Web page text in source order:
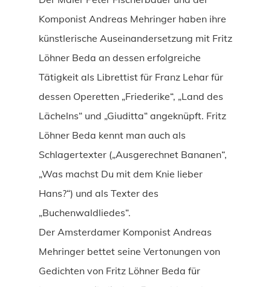
Komponist Andreas Mehringer haben ihre
künstlerische Auseinandersetzung mit Fritz
Löhner Beda an dessen erfolgreiche
Tätigkeit als Librettist für Franz Lehar für
dessen Operetten „Friederike“, „Land des
Lächelns“ und „Giuditta“ angeknüpft. Fritz
Löhner Beda kennt man auch als
Schlagertexter („Ausgerechnet Bananen“,
„Was machst Du mit dem Knie lieber
Hans?“) und als Texter des
„Buchenwaldliedes“.
Der Amsterdamer Komponist Andreas
Mehringer bettet seine Vertonungen von
Gedichten von Fritz Löhner Beda für